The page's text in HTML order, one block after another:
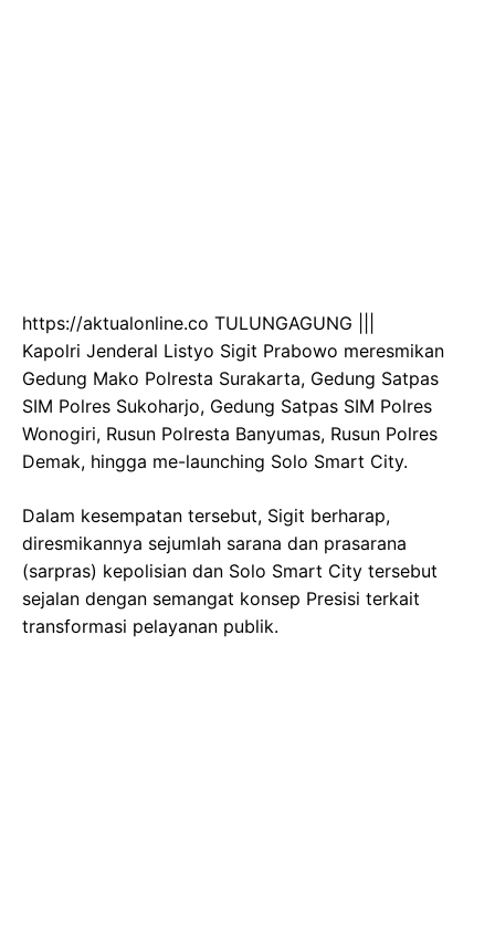
https://aktualonline.co TULUNGAGUNG |||
Kapolri Jenderal Listyo Sigit Prabowo meresmikan
Gedung Mako Polresta Surakarta, Gedung Satpas
SIM Polres Sukoharjo, Gedung Satpas SIM Polres
Wonogiri, Rusun Polresta Banyumas, Rusun Polres
Demak, hingga me-launching Solo Smart City.
Dalam kesempatan tersebut, Sigit berharap,
diresmikannya sejumlah sarana dan prasarana
(sarpras) kepolisian dan Solo Smart City tersebut
sejalan dengan semangat konsep Presisi terkait
transformasi pelayanan publik.